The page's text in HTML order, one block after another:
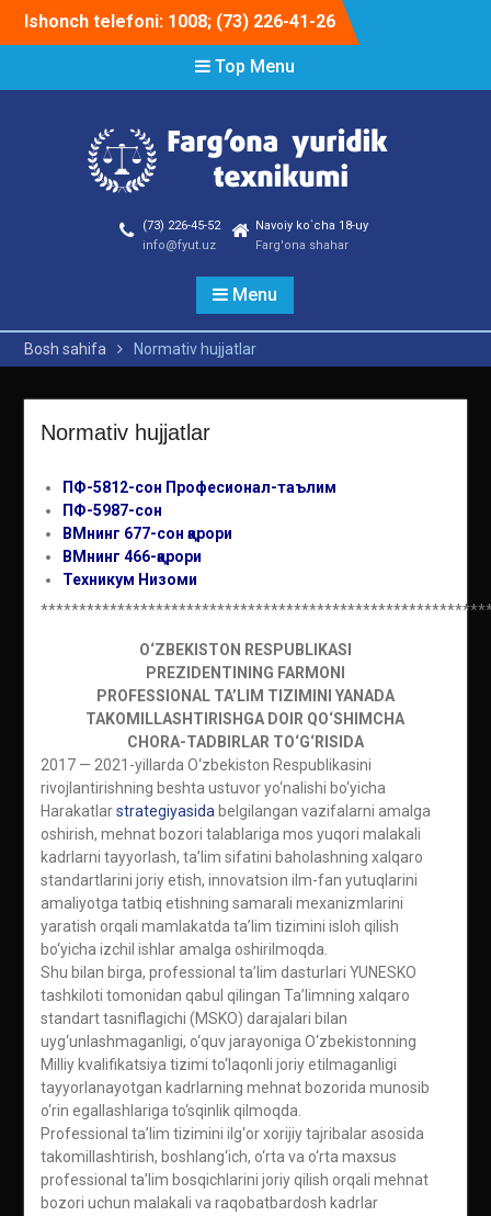
Ishonch telefoni: 1008; (73) 226-41-26
Top Menu
(73) 226-45-52
info@fyut.uz
Navoiy ko`cha 18-uy
Farg'ona shahar
Menu
Bosh sahifa Normativ hujjatlar
Normativ hujjatlar
ПФ-5812-сон Професионал-таълим
ПФ-5987-сон
ВМнинг 677-сон қарори
ВМнинг 466-қарори
Техникум Низоми
O‘ZBEKISTON RESPUBLIKASI
PREZIDENTINING FARMONI
PROFESSIONAL TA’LIM TIZIMINI YANADA
TAKOMILLASHTIRISHGA DOIR QO‘SHIMCHA
CHORA-TADBIRLAR TO‘G‘RISIDA
2017 — 2021-yillarda O‘zbekiston Respublikasini
rivojlantirishning beshta ustuvor yo‘nalishi bo‘yicha
Harakatlarstrategiyasida belgilangan vazifalarni amalga
oshirish, mehnat bozori talablariga mos yuqori malakali
kadrlarni tayyorlash, ta’lim sifatini baholashning xalqaro
standartlarini joriy etish, innovatsion ilm-fan yutuqlarini
amaliyotga tatbiq etishning samarali mexanizmlarini
yaratish orqali mamlakatda ta’lim tizimini isloh qilish
bo‘yicha izchil ishlar amalga oshirilmoqda.
Shu bilan birga, professional ta’lim dasturlari YUNESKO
tashkiloti tomonidan qabul qilingan Ta’limning xalqaro
standart tasniflagichi (MSKO) darajalari bilan
uyg‘unlashmaganligi, o‘quv jarayoniga O‘zbekistonning
Milliy kvalifikatsiya tizimi to‘laqonli joriy etilmaganligi
tayyorlanayotgan kadrlarning mehnat bozorida munosib
o‘rin egallashlariga to‘sqinlik qilmoqda.
Professional ta’lim tizimini ilg‘or xorijiy tajribalar asosida
takomillashtirish, boshlang‘ich, o‘rta va o‘rta maxsus
professional ta’lim bosqichlarini joriy qilish orqali mehnat
bozori uchun malakali va raqobatbardosh kadrlar